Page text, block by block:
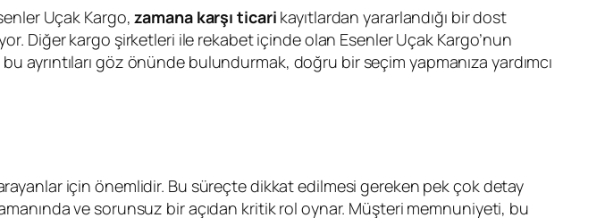
Uçak Kargo,zamana karşı ticari kayıtlardan yararlandığı bir dost
Diğer kargo şirketleri ile rekabet içinde olan Esenler Uçak Kargo’nun
ayrıntıları göz önünde bulundurmak, doğru bir seçim yapmanıza yardımcı
için önemlidir. Bu süreçte dikkat edilmesi gereken pek çok detay
ve sorunsuz bir açıdan kritik rol oynar. Müşteri memnuniyeti, bu